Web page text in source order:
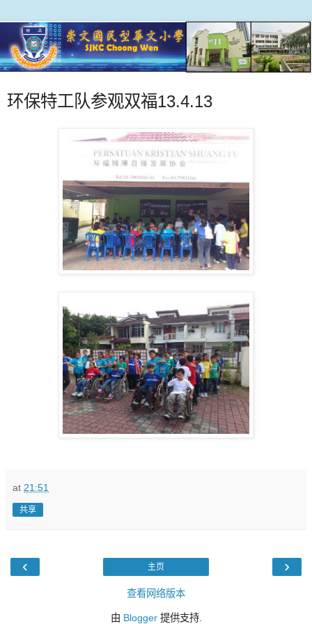
环保特工队参观双福13.4.13
at 21:51
共享
‹ ›
主页
查看网络版本
由 Blogger提供支持.